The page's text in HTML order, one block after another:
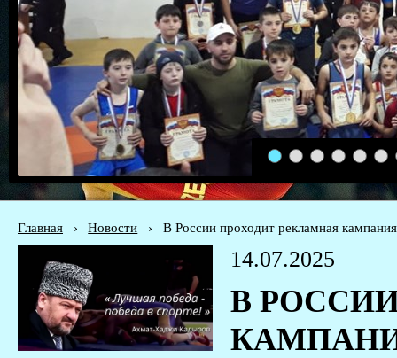
1 2 3 4 5 6
Главная › Новости › В России проходит рекламная
14.07.2025
В